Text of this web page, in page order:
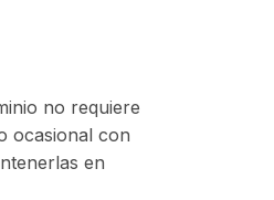
no requiere
ocasional con
en